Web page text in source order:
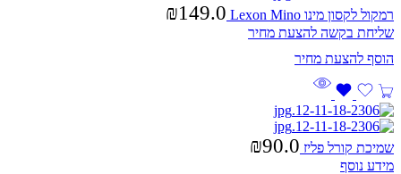
רמקול לקסון מינו Lexon Mino ₪149.0
שליחת בקשה להצעת מחיר
שמיכת קורל פליז ₪90.0
מידע נוסף